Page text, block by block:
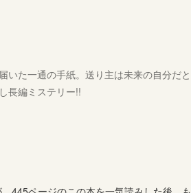
いた一通の手紙。送り主は未来の自分だと
長編ミステリー!!